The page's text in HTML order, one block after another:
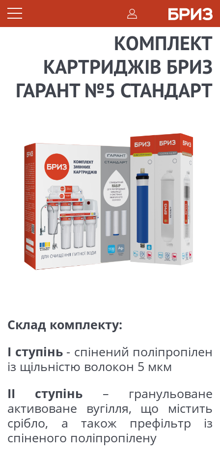
КОМПЛЕКТ
КАРТРИДЖІВ БРИЗ
ГАРАНТ №5 СТАНДАРТ
Склад комплекту:
I ступінь - спінений поліпропілен
із щільністю волокон 5 мкм
II ступінь – гранульоване
активоване вугілля, що містить
срібло, а також префільтр із
спіненого поліпропілену